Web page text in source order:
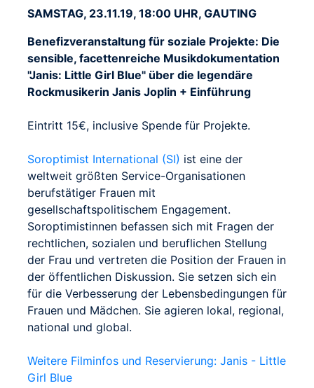
SAMSTAG, 23.11.19, 18:00 UHR, GAUTING
Benefizveranstaltung für soziale Projekte: Die
sensible, facettenreiche Musikdokumentation
"Janis: Little Girl Blue" über die legendäre
Rockmusikerin Janis Joplin + Einführung
Eintritt 15€, inclusive Spende für Projekte.
Soroptimist International (SI) ist eine der
weltweit größten Service-Organisationen
berufstätiger Frauen mit
gesellschaftspolitischem Engagement.
Soroptimistinnen befassen sich mit Fragen der
rechtlichen, sozialen und beruflichen Stellung
der Frau und vertreten die Position der Frauen in
der öffentlichen Diskussion. Sie setzen sich ein
für die Verbesserung der Lebensbedingungen für
Frauen und Mädchen. Sie agieren lokal, regional,
national und global.
Weitere Filminfos und Reservierung: Janis - Little
Girl Blue